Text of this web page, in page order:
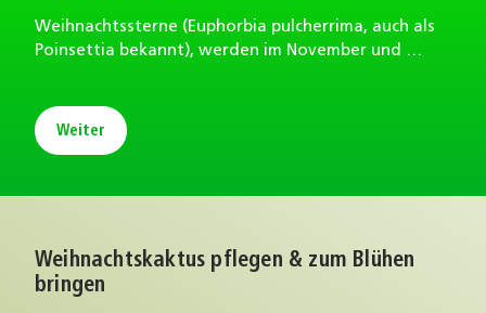
Weihnachtssterne (Euphorbia pulcherrima, auch als
Poinsettia bekannt), werden im November und …
Weiter
Weihnachtskaktus pflegen & zum Blühen
bringen